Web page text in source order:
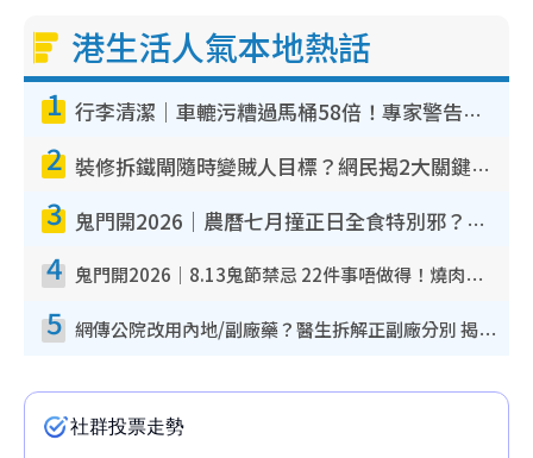
港生活人氣本地熱話
1 行李清潔｜車轆污糟過馬桶58倍！專家警告忌用酒精抹 教1招免污手除菌
2 裝修拆鐵閘隨時變賊人目標？網民揭2大關鍵用途：裝新式等於白裝？附新舊鐵閘分別
3 鬼門開2026｜農曆七月撞正日全食特別邪？專家警告切忌做一事！揭4大禁忌+2招保平安
4 鬼門開2026｜8.13鬼節禁忌 22件事唔做得！燒肉、刺身要少食？半夜勿吹口哨/打呢個電話
5 網傳公院改用內地/副廠藥？醫生拆解正副廠分別 揭4類人換藥隨時出事